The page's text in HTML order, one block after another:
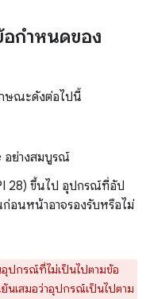
กำหนดของ
ษณะดังต่อไปนี้
อย่างสมบูรณ์
28) ขึ้นไป อุปกรณ์ที่อัป
ก่อนหน้าอาจรองรับหรือไม่
ปกรณ์ที่ไม่เป็นไปตามข้อ
นเสมอว่าอุปกรณ์เป็นไปตาม